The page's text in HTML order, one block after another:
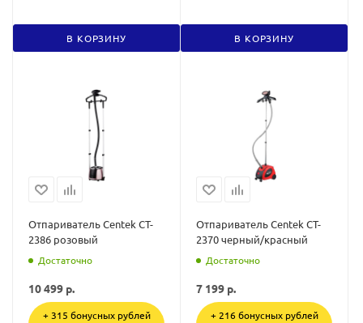
В КОРЗИНУ В КОРЗИНУ
Отпариватель Centek CT-
2386 розовый
Достаточно
10 499 р.
+ 315 бонусных рублей
Отпариватель Centek CT-
2370 черный/красный
Достаточно
7 199 р.
+ 216 бонусных рублей